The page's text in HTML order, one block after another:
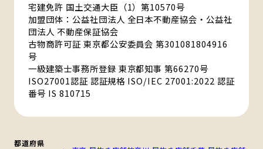
宅建免許 国土交通大臣（1）第10570号
加盟団体：公益社団法人 全日本不動産協会・公益社
団法人 不動産保証協会
古物商許可証 東京都公安委員会 第301081804916
号
一級建築士事務所登録 東京都知事 第66270号
ISO27001認証 認証規格 ISO/IEC 27001:2022 認証
番号 IS 810715
都道府県